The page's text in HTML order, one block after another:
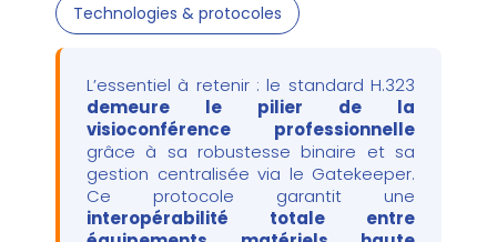
Technologies & protocoles
L’essentiel à retenir : le standard H.323
demeure le pilier de la
visioconférence professionnelle
grâce à sa robustesse binaire et sa
gestion centralisée via le Gatekeeper.
Ce protocole garantit une
interopérabilité totale entre